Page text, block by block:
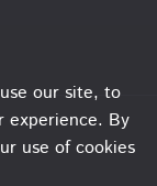
our site, to
experience. By
use of cookies